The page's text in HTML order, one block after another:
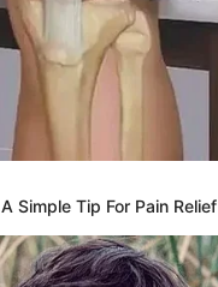
Simple Tip For Pain Relief